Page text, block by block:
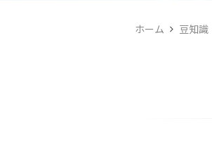
ホーム 豆知識